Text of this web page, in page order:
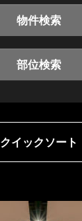
物件検索
部位検索
クイックソート